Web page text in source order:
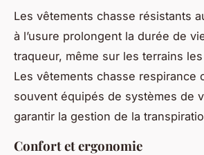
Les vêtements chasse résistants
à l’usure prolongent la durée de
traqueur, même sur les terrains
Les vêtements chasse respirance
souvent équipés de systèmes de
garantir la gestion de la
Confort et ergonomie